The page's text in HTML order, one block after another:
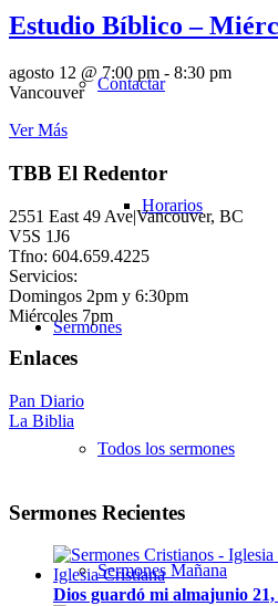
Contactar
Horarios
Sermones
Todos los sermones
Sermones Mañana
Estudio Bíblico –
agosto 12 @ 7:00 pm - 8:30 pm
Vancouver
Ver Más
TBB El Redentor
2551 East 49 Ave|Vancouver, BC
V5S 1J6
Tfno: 604.659.4225
Servicios:
Domingos 2pm y 6:30pm
Miércoles 7pm
Enlaces
Pan Diario
La Biblia
Sermones Recientes
Dios guardó mi almajunio 21,